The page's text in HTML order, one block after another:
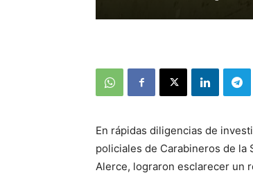
En rápidas diligencias de
policiales de Carabineros de la
Alerce, lograron esclarecer un